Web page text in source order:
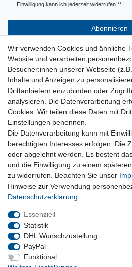
Einwilligung kann ich jederzeit widerrufen.**
Abonnieren
**
Service & Hilfe
Kontakt
Warenkorb
Zur Kasse
Nützliches
Newsletter abmelden
Widerrufsformular
Vertrag Widerrufen
Rechtliches
Impressum
Wiederrufsrecht
AGB
Privatkunden
Wir verwenden Cookies und ähnliche
Website und verarbeiten
Besucher:innen unserer Webseite
Inhalte und Anzeigen zu
Drittanbietern einzubinden oder
analysieren. Die Datenverarbeitung
Cookies. Wir teilen diese Daten mit
Einstellungen benennen.
Die Datenverarbeitung kann mit
berechtigten Interesses erfolgen. Die
oder abgelehnt werden. Es besteht
und die Einwilligung zu einem
zu widerrufen. Beachten Sie unser
Hinweise zur Verwendung
Daten­schutz­erklärung
Essenziell
Statistik
DHL Wunschzustellung
PayPal
Funktional